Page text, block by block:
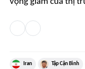
Iran Tập Cận Bình